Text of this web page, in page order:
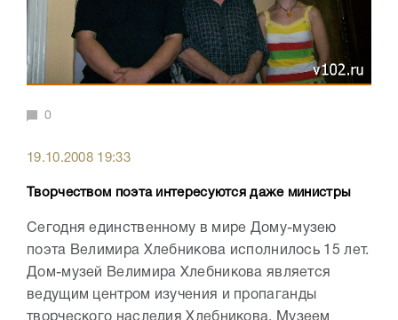
0
19.10.2008 19:33
Творчеством поэта интересуются даже министры
Сегодня единственному в мире Дому-музею
поэта Велимира Хлебникова исполнилось 15 лет.
Дом-музей Велимира Хлебникова является
ведущим центром изучения и пропаганды
творческого наследия Хлебникова. Музеем